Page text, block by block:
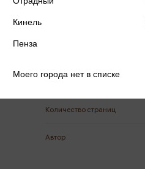
Количество страниц
Автор
Кинель
Пенза
Моего города нет в списке